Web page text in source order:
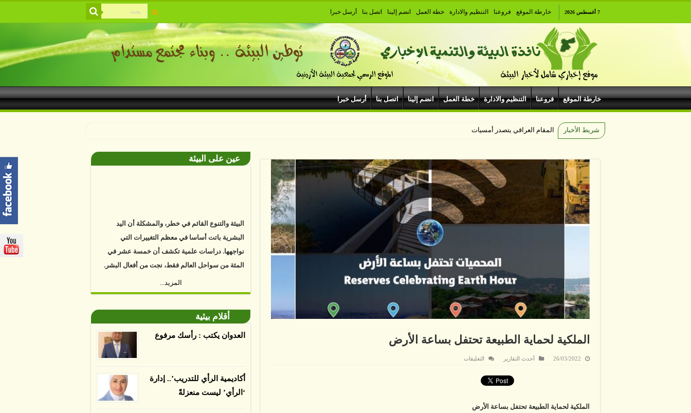
7 أغسطس 2026 خارطة الموقع فروعنا التنظيم والادارة خطة العمل انضم إلينا اتصل بنا أرسل خبرا
خارطة الموقع فروعنا التنظيم والادارة خطة العمل انضم إلينا اتصل بنا أرسل خبرا
شريط الأخبار المقام العراقي يتصدر أمسيات الهيبودروم في مه
الملكية لحماية الطبيعة تحتفل بساعة الأرض
26/03/2022 أحدث التقارير التعليقات
الملكية لحماية الطبيعة تحتفل بساعة الأرض
عين على البيئة
البشرية باتت أساسا في معظم التغييرات التي
نواجهها. دراسات علمية تكشف أن خمسة عشر في
المئة من سواحل العالم فقط، نجت من أفعال البشر.
https://www.youtube.com/watch?v=9caB1lVk4HY
اعتمادها على أنها مستدامة تدمرت بشكل أسرع من
الأرض غير المعتمدة، وذلك حسب دراسة كشفت
الغطاء عن أي ادعاءات تقول بأن الزيت يمكن ألا
يسبب الدمار. وكشفت الدراسة فقدان المناطق
بينما فقدت المناطق غير المعتمدة 34 في المئة، وفقاً
المزيد...
أقلام بيئية
العدوان يكتب : رأسك مرفوع
أكاديمية الرأي للتدريب’.. إدارة
‘الرأي’ ليست منعزلةً